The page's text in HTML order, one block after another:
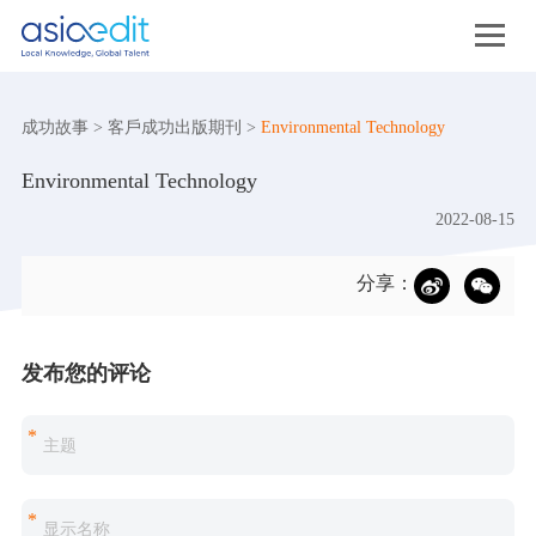
成功故事> 客戶成功出版期刊 > Environmental Technology
Environmental Technology
2022-08-15
分享：
发布您的评论
*
*